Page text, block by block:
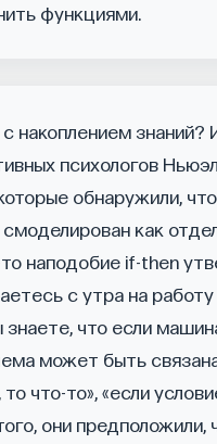
функциями.
накоплением
психологов
обнаружили,
как
наподобие if-then
с утра на
знаете, что если
может быть
что-то», «если
они
происходит с нами во
своего сна
способами можно
— врач-
Первого МГМУ им. И.
клинической